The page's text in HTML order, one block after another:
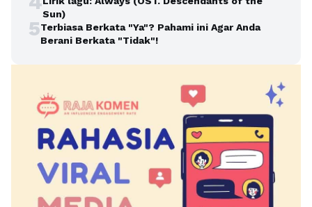
Sun)
5Terbiasa Berkata "Ya"? Pahami ini Agar Anda
Berani Berkata "Tidak"!